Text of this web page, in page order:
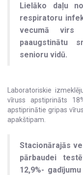
Lielāko daļu
respiratoru
vecumā virs
paaugstinātu
senioru vidū.
Laboratoriskie
vīruss apstiprināts
apstiprinātie gripas
apakštipam.
Stacionārajās
pārbaudei
12,9%-